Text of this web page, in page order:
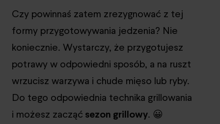
Czy powinnaś zatem zrezygnować z tej
formy przygotowywania jedzenia? Nie
koniecznie. Wystarczy, że przygotujesz
potrawy w odpowiedni sposób, a na ruszt
wrzucisz warzywa i chude mięso lub ryby.
Do tego odpowiednia technika grillowania
i możesz zacząć sezon grillowy. 😀